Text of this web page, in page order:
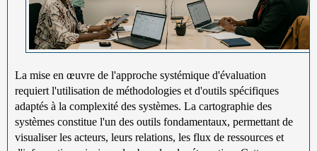
La mise en œuvre de l'approche systémique d'évaluation
requiert l'utilisation de méthodologies et d'outils spécifiques
adaptés à la complexité des systèmes. La cartographie des
systèmes constitue l'un des outils fondamentaux, permettant de
visualiser les acteurs, leurs relations, les flux de ressources et